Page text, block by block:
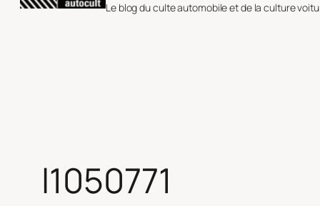
Le blog du culte automobile et de la culture
l1050771